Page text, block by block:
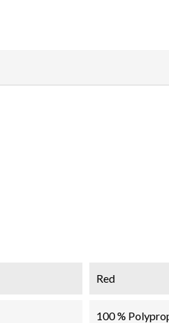
Red
100 %